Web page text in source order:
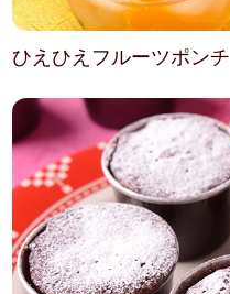
ひえひえフルーツポンチ